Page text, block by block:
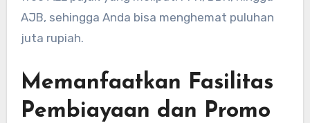
AJB, sehingga Anda bisa menghemat puluhan
juta rupiah.
Memanfaatkan Fasilitas
Pembiayaan dan Promo